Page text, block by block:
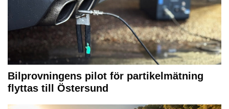
Bilprovningens pilot för partikelmätning
flyttas till Östersund